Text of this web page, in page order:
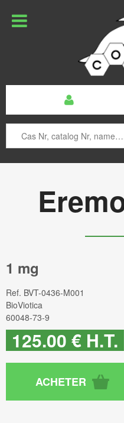
1 mg
Ref. BVT-0436-M001
BioViotica
60048-73-9
125.00 € H.T.